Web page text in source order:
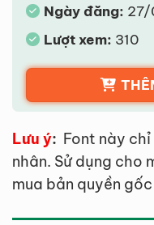
Ngày đăng: 27/
Lượt xem: 310
Lưu ý: Font này
nhân. Sử dụng cho
mua bản quyền